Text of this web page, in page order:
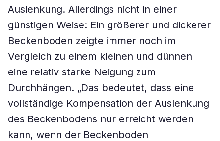
Auslenkung. Allerdings nicht in einer
günstigen Weise: Ein größerer und dickerer
Beckenboden zeigte immer noch im
Vergleich zu einem kleinen und dünnen
eine relativ starke Neigung zum
Durchhängen. „Das bedeutet, dass eine
vollständige Kompensation der Auslenkung
des Beckenbodens nur erreicht werden
kann, wenn der Beckenboden